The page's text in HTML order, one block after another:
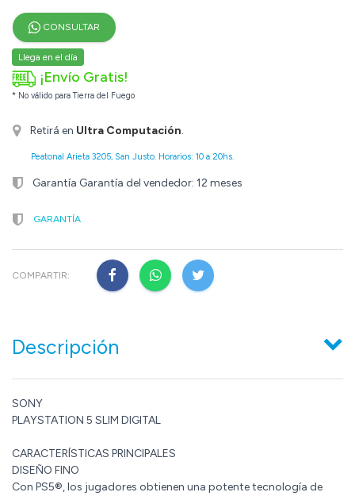
CONSULTAR
Llega en el día
¡Envío Gratis!
* No válido para Tierra del Fuego
Retirá en Ultra Computación.
Peatonal Arieta 3205, San Justo. Horarios: 10 a 20hs.
Garantía Garantía del vendedor: 12 meses
GARANTÍA
COMPARTIR:
Descripción
SONY
PLAYSTATION 5 SLIM DIGITAL
CARACTERÍSTICAS PRINCIPALES
DISEÑO FINO
Con PS5®, los jugadores obtienen una potente tecnología de